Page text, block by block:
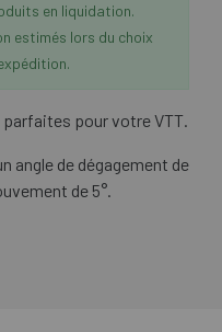
en liquidation.
estimés lors du choix
parfaites pour votre VTT.
angle de dégagement de
de 5°.